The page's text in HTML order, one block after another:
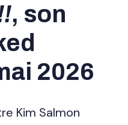
, son
2026
Kim Salmon